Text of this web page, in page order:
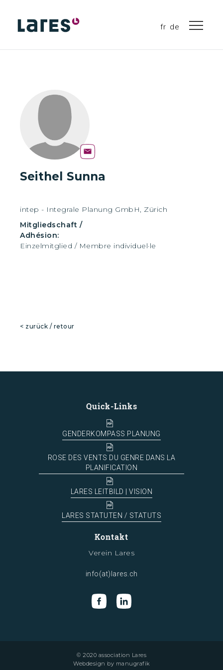
fr de
Seithel Sunna
intep - Integrale Planung GmbH, Zürich
Mitgliedschaft /
Adhésion:
Einzelmitglied / Membre individuel·le
< zurück / retour
Quick-Links
GENDERKOMPASS PLANUNG
ROSE DES VENTS DU GENRE DANS LA
PLANIFICATION
LARES LEITBILD | VISION
LARES STATUTEN / STATUTS
Kontakt
Verein Lares
info(at)lares.ch
© 2020 association Lares
Webdesign by manugrafik